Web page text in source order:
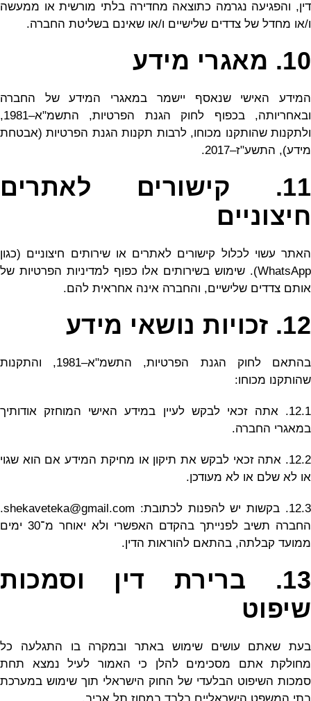
דין, והפגיעה נגרמה כתוצאה מחדירה בלתי מורשית או ממעשה
ו/או מחדל של צדדים שלישיים ו/או שאינם בשליטת החברה.
10. מאגרי מידע
המידע האישי שנאסף יישמר במאגרי המידע של החברה
ובאחריותה, בכפוף לחוק הגנת הפרטיות, התשמ"א–1981,
ולתקנות שהותקנו מכוחו, לרבות תקנות הגנת הפרטיות (אבטחת
מידע), התשע"ז–2017.
11. קישורים לאתרים
חיצוניים
האתר עשוי לכלול קישורים לאתרים או שירותים חיצוניים (כגון
WhatsApp). שימוש בשירותים אלו כפוף למדיניות הפרטיות של
אותם צדדים שלישיים, והחברה אינה אחראית להם.
12. זכויות נושאי מידע
בהתאם לחוק הגנת הפרטיות, התשמ"א–1981, והתקנות
שהותקנו מכוחו:
12.1. אתה זכאי לבקש לעיין במידע האישי המוחזק אודותיך
במאגרי החברה.
12.2. אתה זכאי לבקש את תיקון או מחיקת המידע אם הוא שגוי
או לא שלם או לא מעודכן.
12.3. בקשות יש להפנות לכתובת: shekaveteka@gmail.com.
החברה תשיב לפנייתך בהקדם האפשרי ולא יאוחר מ־30 ימים
ממועד קבלתה, בהתאם להוראות הדין.
13. ברירת דין וסמכות
שיפוט
בעת שאתם עושים שימוש באתר ובמקרה בו התגלעה כל
מחולקת אתם מסכימים להלן כי האמור לעיל נמצא תחת
סמכות השיפוט הבלעדי של החוק הישראלי תוך שימוש במערכת